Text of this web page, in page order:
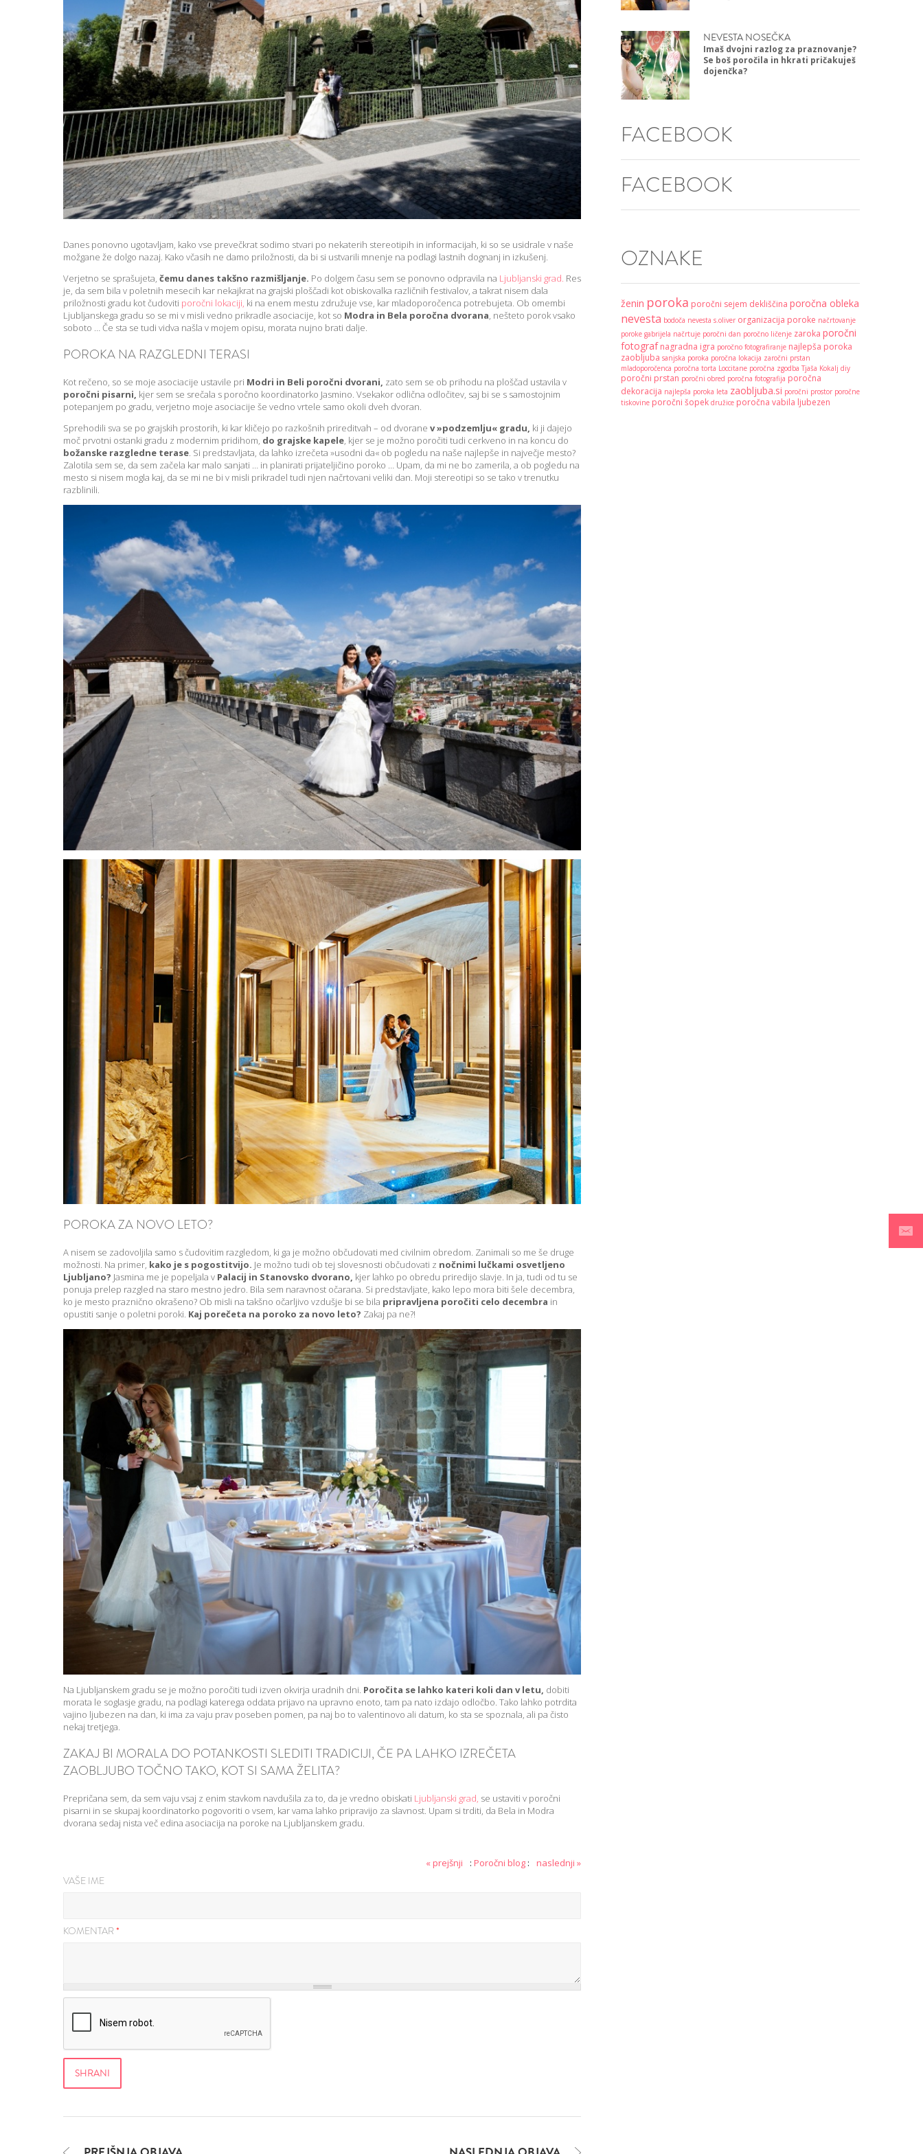
Danes ponovno ugotavljam, kako vse prevečkrat sodimo stvari po nekaterih stereotipih in informacijah, ki so se usidrale v naše
možgane že dolgo nazaj. Kako včasih ne damo priložnosti, da bi si ustvarili mnenje na podlagi lastnih dognanj in izkušenj.
Verjetno se sprašujeta, čemu danes takšno razmišljanje. Po dolgem času sem se ponovno odpravila na Ljubljanski grad. Res
je, da sem bila v poletnih mesecih kar nekajkrat na grajski ploščadi kot obiskovalka različnih festivalov, a takrat nisem dala
priložnosti gradu kot čudoviti poročni lokaciji, ki na enem mestu združuje vse, kar mladoporočenca potrebujeta. Ob omembi
Ljubljanskega gradu so se mi v misli vedno prikradle asociacije, kot so Modra in Bela poročna dvorana, nešteto porok vsako
soboto … Če sta se tudi vidva našla v mojem opisu, morata nujno brati dalje.
POROKA NA RAZGLEDNI TERASI
Kot rečeno, so se moje asociacije ustavile pri Modri in Beli poročni dvorani, zato sem se ob prihodu na ploščad ustavila v
poročni pisarni, kjer sem se srečala s poročno koordinatorko Jasmino. Vsekakor odlična odločitev, saj bi se s samostojnim
potepanjem po gradu, verjetno moje asociacije še vedno vrtele samo okoli dveh dvoran.
Sprehodili sva se po grajskih prostorih, ki kar kličejo po razkošnih prireditvah – od dvorane v »podzemlju« gradu, ki ji dajejo
moč prvotni ostanki gradu z modernim pridihom, do grajske kapele, kjer se je možno poročiti tudi cerkveno in na koncu do
božanske razgledne terase. Si predstavljata, da lahko izrečeta »usodni da« ob pogledu na naše najlepše in največje mesto?
Zalotila sem se, da sem začela kar malo sanjati … in planirati prijateljičino poroko … Upam, da mi ne bo zamerila, a ob pogledu na
mesto si nisem mogla kaj, da se mi ne bi v misli prikradel tudi njen načrtovani veliki dan. Moji stereotipi so se tako v trenutku
razblinili.
POROKA ZA NOVO LETO?
A nisem se zadovoljila samo s čudovitim razgledom, ki ga je možno občudovati med civilnim obredom. Zanimali so me še druge
možnosti. Na primer, kako je s pogostitvijo. Je možno tudi ob tej slovesnosti občudovati z nočnimi lučkami osvetljeno
Ljubljano? Jasmina me je popeljala v Palacij in Stanovsko dvorano, kjer lahko po obredu priredijo slavje. In ja, tudi od tu se
ponuja prelep razgled na staro mestno jedro. Bila sem naravnost očarana. Si predstavljate, kako lepo mora biti šele decembra,
ko je mesto praznično okrašeno? Ob misli na takšno očarljivo vzdušje bi se bila pripravljena poročiti celo decembra in
opustiti sanje o poletni poroki. Kaj porečeta na poroko za novo leto? Zakaj pa ne?!
Na Ljubljanskem gradu se je možno poročiti tudi izven okvirja uradnih dni. Poročita se lahko kateri koli dan v letu, dobiti
morata le soglasje gradu, na podlagi katerega oddata prijavo na upravno enoto, tam pa nato izdajo odločbo. Tako lahko potrdita
vajino ljubezen na dan, ki ima za vaju prav poseben pomen, pa naj bo to valentinovo ali datum, ko sta se spoznala, ali pa čisto
nekaj tretjega.
ZAKAJ BI MORALA DO POTANKOSTI SLEDITI TRADICIJI, ČE PA LAHKO IZREČETA
ZAOBLJUBO TOČNO TAKO, KOT SI SAMA ŽELITA?
Prepričana sem, da sem vaju vsaj z enim stavkom navdušila za to, da je vredno obiskati Ljubljanski grad, se ustaviti v poročni
pisarni in se skupaj koordinatorko pogovoriti o vsem, kar vama lahko pripravijo za slavnost. Upam si trditi, da Bela in Modra
dvorana sedaj nista več edina asociacija na poroke na Ljubljanskem gradu.
« prejšnji : Poročni blog : naslednji »
VAŠE IME
KOMENTAR *
NEVESTA NOSEČKA
Imaš dvojni razlog za praznovanje?
Se boš poročila in hkrati pričakuješ
dojenčka?
FACEBOOK
FACEBOOK
OZNAKE
ženin poroka poročni sejem dekliščina poročna obleka
nevesta bodoča nevesta s.oliver organizacija poroke načrtovanje
poroke gabrijela načrtuje poročni dan poročno ličenje zaroka poročni
fotograf nagradna igra poročno fotografiranje najlepša poroka
zaobljuba sanjska poroka poročna lokacija zaročni prstan
mladoporočenca poročna torta Loccitane poročna zgodba Tjaša Kokalj diy
poročni prstan poročni obred poročna fotografija poročna
dekoracija najlepša poroka leta zaobljuba.si poročni prostor poročne
tiskovine poročni šopek družice poročna vabila ljubezen